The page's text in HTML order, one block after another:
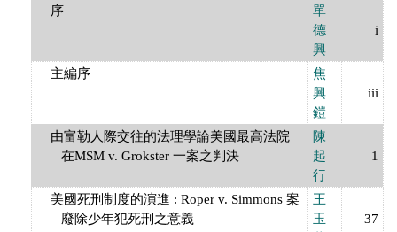
序
單
德
興
i
主編序
焦
興
鎧
iii
由富勒人際交往的法理學論美國最高法院
在MSM v. Grokster 一案之判決
陳
起
行
1
美國死刑制度的演進 : Roper v. Simmons 案
廢除少年犯死刑之意義
王
玉
37